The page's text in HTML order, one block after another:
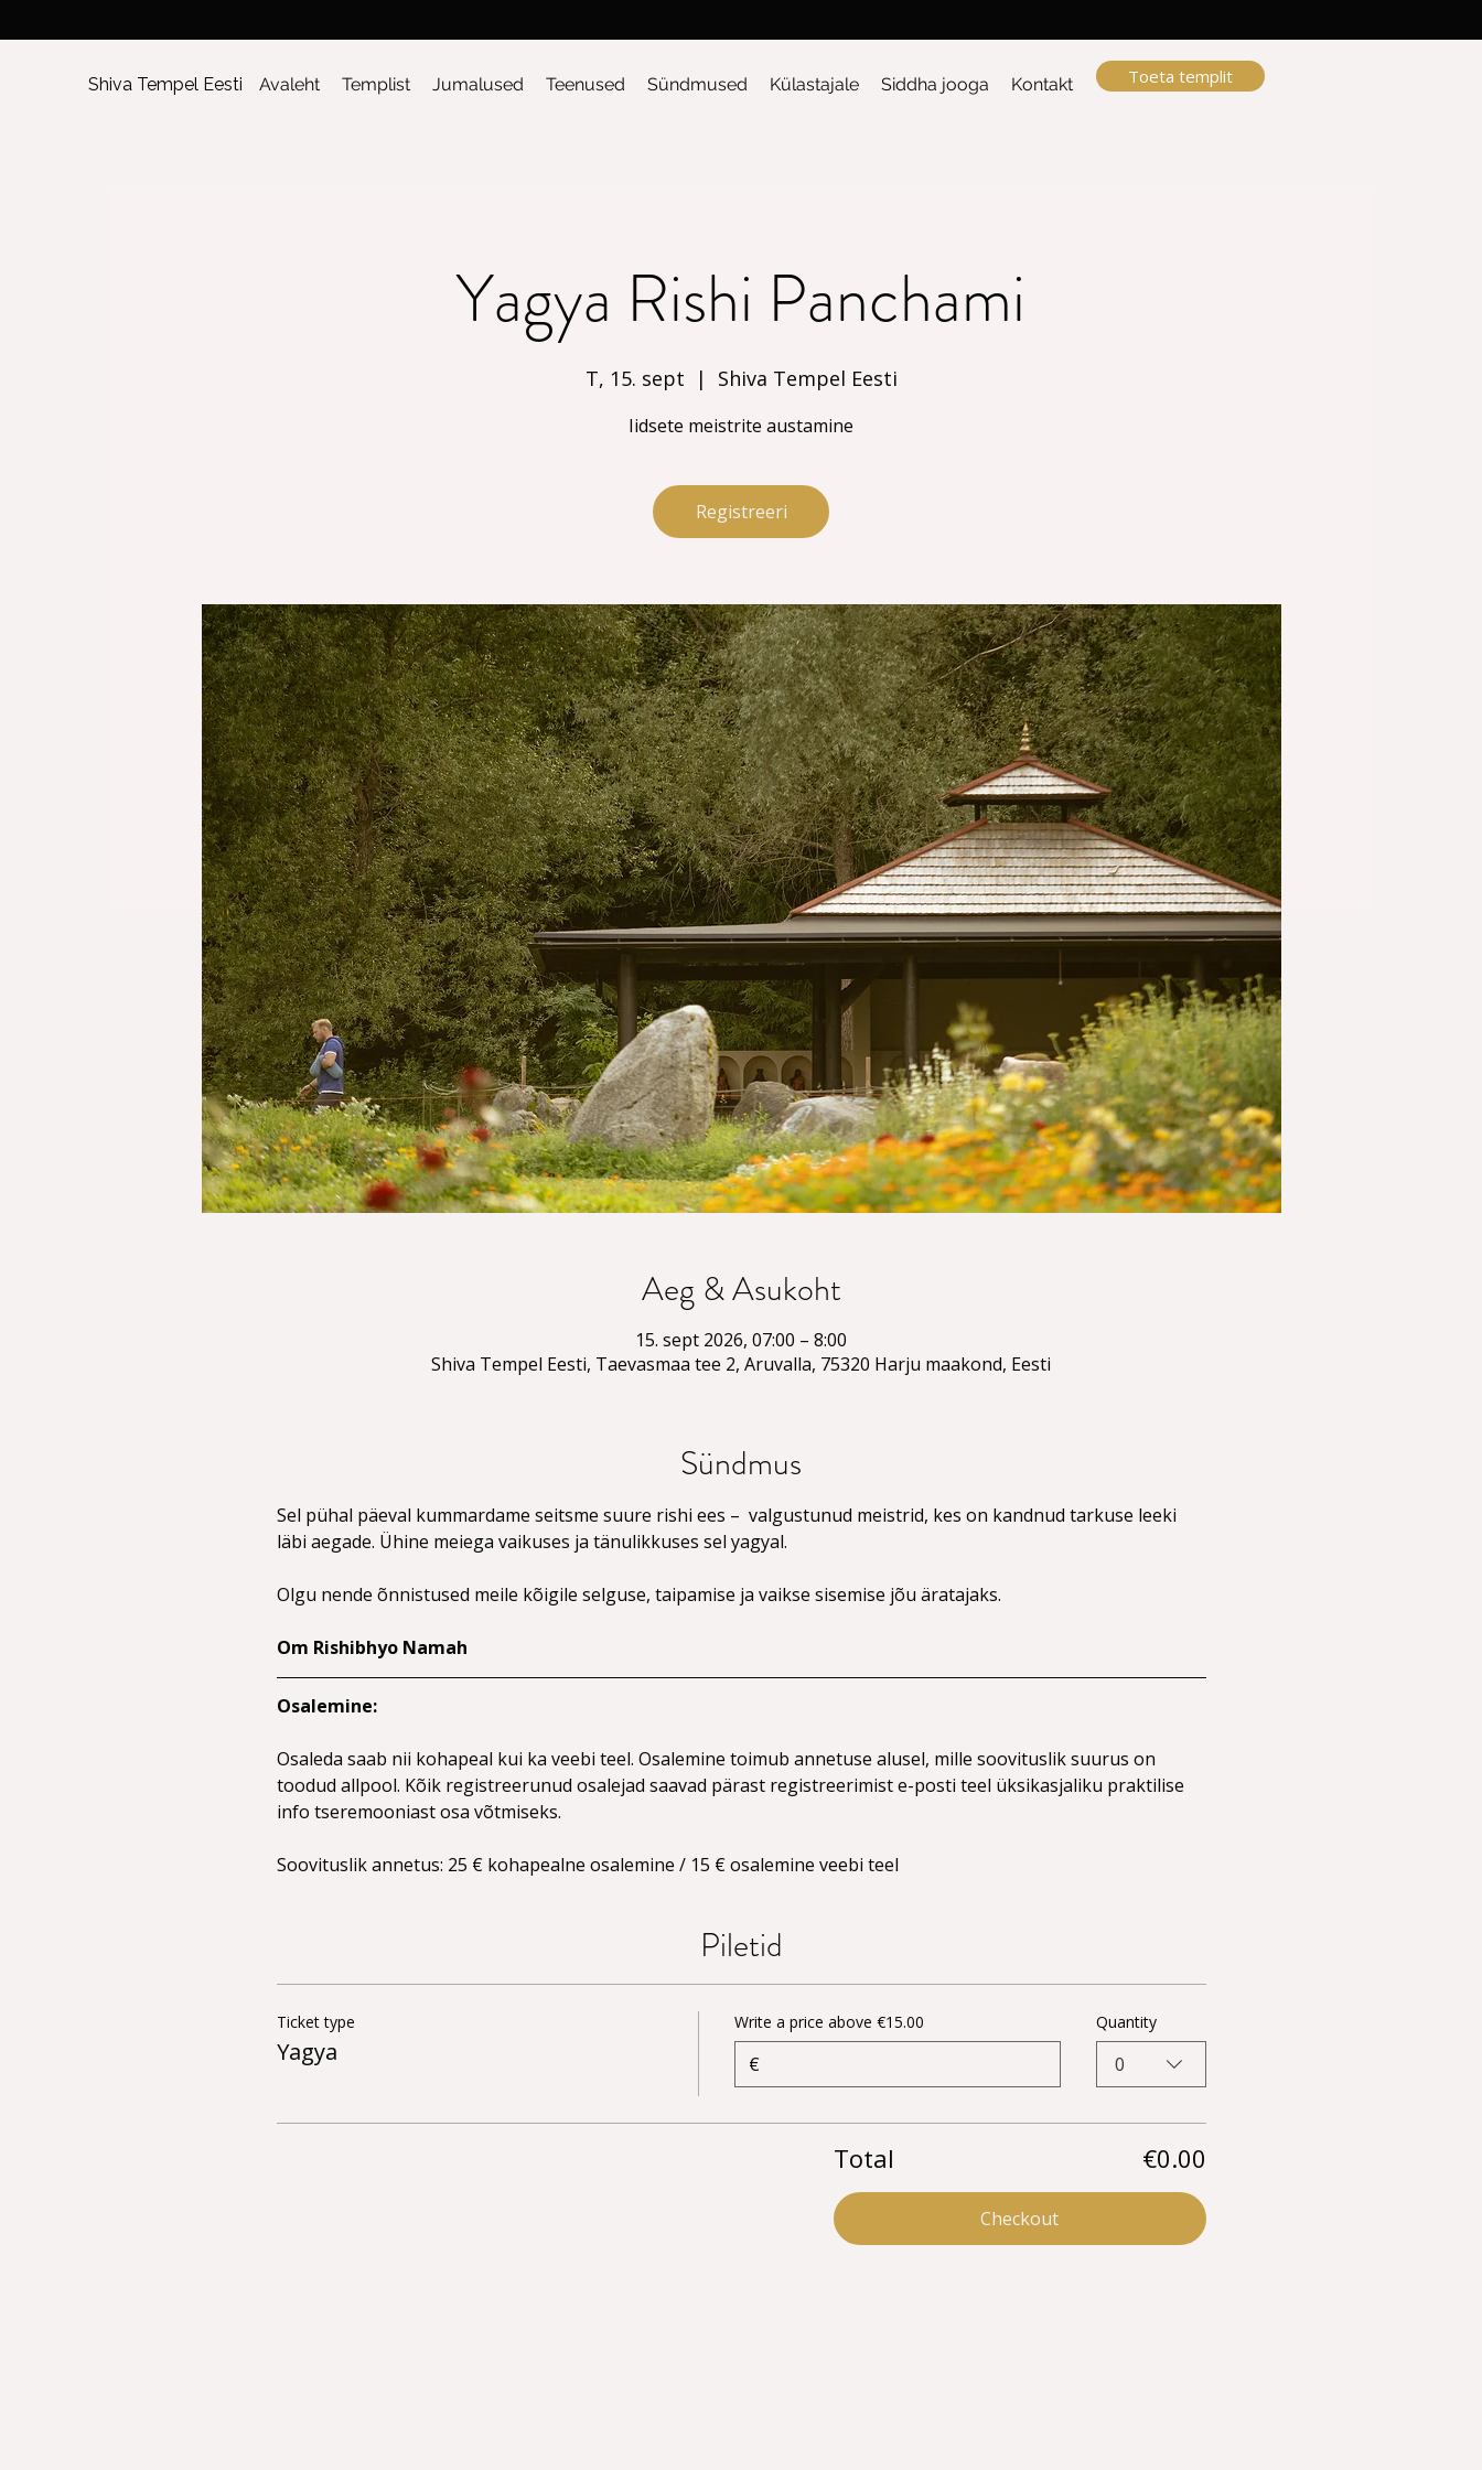
Shiva Tempel Eesti Avaleht Templist Jumalused Teenused Sündmused Külastajale Siddha jooga Kontakt Toeta templit
Yagya Rishi Panchami
T, 15. sept
  |
Shiva Tempel Eesti
Iidsete meistrite austamine
Registreeri
Aeg & Asukoht
15. sept 2026, 07:00 – 8:00
Shiva Tempel Eesti, Taevasmaa tee 2, Aruvalla, 75320 Harju maakond, Eesti
Sündmus
Sel pühal päeval kummardame seitsme suure rishi ees –  valgustunud meistrid, kes on kandnud tarkuse leeki
läbi aegade. Ühine meiega vaikuses ja tänulikkuses sel yagyal.
Olgu nende õnnistused meile kõigile selguse, taipamise ja vaikse sisemise jõu äratajaks.
Om Rishibhyo Namah
Osalemine:
Osaleda saab nii kohapeal kui ka veebi teel. Osalemine toimub annetuse alusel, mille soovituslik suurus on
toodud allpool. Kõik registreerunud osalejad saavad pärast registreerimist e-posti teel üksikasjaliku praktilise
info tseremooniast osa võtmiseks.
Soovituslik annetus: 25 € kohapealne osalemine / 15 € osalemine veebi teel
Piletid
Ticket type
Yagya
Write a price above €15.00
€
Quantity
0
Total €0.00
Checkout